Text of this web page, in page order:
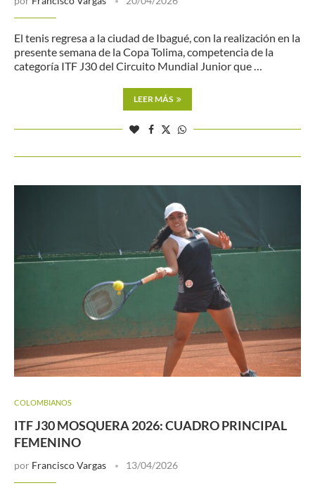
El tenis regresa a la ciudad de Ibagué, con la realización en la
presente semana de la Copa Tolima, competencia de la
categoría ITF J30 del Circuito Mundial Junior que …
LEER MÁS
COLOMBIANOS
ITF J30 MOSQUERA 2026: CUADRO PRINCIPAL
FEMENINO
por Francisco Vargas 13/04/2026